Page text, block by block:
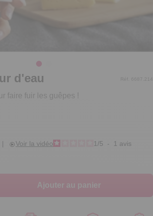
d'eau
faire fuir les guêpes !
Réf. 6687.214
| Voir la vidéo 1/5 - 1 avis
Ajouter au panier